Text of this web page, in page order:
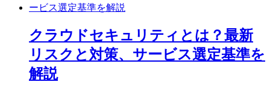
クラウドセキュリティとは？最新
リスクと対策、サービス選定基準を
解説